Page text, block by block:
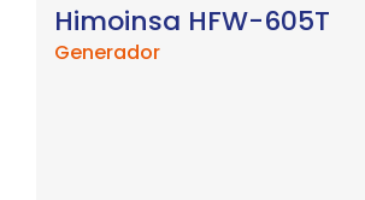
Himoinsa HFW-605T
Generador